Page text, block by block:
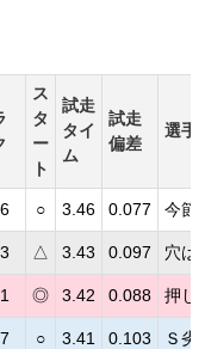
ス
タ
ー
ト
試走
タイ
ム
試走
偏差
選手
○ 3.46 0.077 今節
△ 3.43 0.097 穴は
◎ 3.42 0.088 押し
○ 3.41 0.103 Ｓ劣